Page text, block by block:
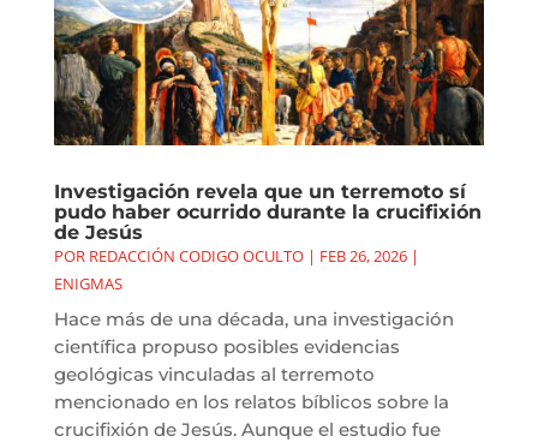
Investigación revela que un terremoto sí
pudo haber ocurrido durante la crucifixión
de Jesús
POR REDACCIÓN CODIGO OCULTO| FEB 26, 2026|
ENIGMAS
Hace más de una década, una investigación
científica propuso posibles evidencias
geológicas vinculadas al terremoto
mencionado en los relatos bíblicos sobre la
crucifixión de Jesús. Aunque el estudio fue